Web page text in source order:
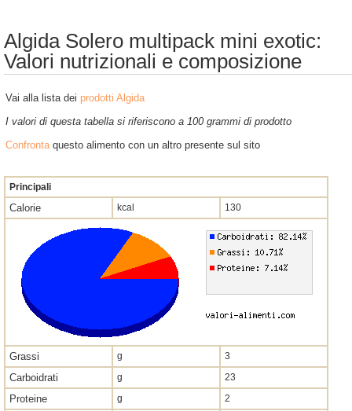
Algida Solero multipack mini exotic:
Valori nutrizionali e composizione
Vai alla lista dei prodotti Algida
I valori di questa tabella si riferiscono a 100 grammi di prodotto
Confrontaquesto alimento con un altro presente sul sito
Principali
Calorie kcal 130
Grassi g 3
Carboidrati g 23
Proteine g 2